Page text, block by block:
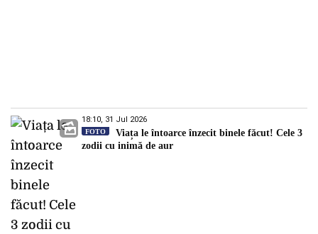
18:10, 31 Jul 2026
FOTO
Viața le întoarce înzecit binele făcut! Cele 3
zodii cu inimă de aur